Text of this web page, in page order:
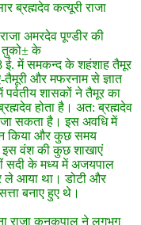
ब्रह्मदेव कत्यूरी राजा
अमरदेव पूण्डीर की
तुको± के
ई. में समकन्द के शहंशाह तैमूर
और मफरनाम से ज्ञात
शासकों ने तैमूर का
होता है। अत: ब्रह्मदेव
सकता है। इस अवधि में
किया और कुछ समय
इस वंश की कुछ शाखाएं
सदी के मध्य में अजयपाल
ले आया था। डोटी और
बनाए हुए थे।
राजा कनकपाल ने लगभग